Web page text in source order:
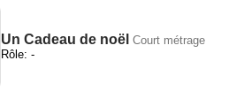
Un Cadeau de noël Court métrage
Rôle: -